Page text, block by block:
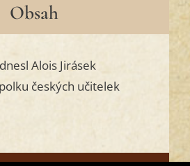
Obsah
Alois Jirásek
českých učitelek